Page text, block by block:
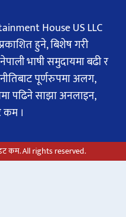
House US LLC
हुने, बिशेष गरी
भाषी समुदायमा बढी र
पूर्णरुपमा अलग,
पढिने साझा अनलाइन,
कम ।
कम. All rights reserved.